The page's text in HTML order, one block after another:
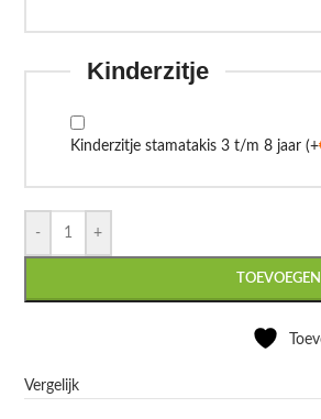
Kinderzitje
Kinderzitje stamatakis 3 t/m 8 jaar (+
- +
Vergelijk